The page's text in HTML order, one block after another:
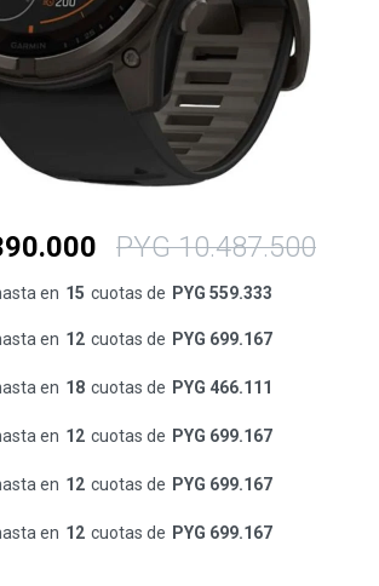
PYG 10.487.500
en 15 cuotas de PYG 559.333
en 12 cuotas de PYG 699.167
en 18 cuotas de PYG 466.111
en 12 cuotas de PYG 699.167
en 12 cuotas de PYG 699.167
en 12 cuotas de PYG 699.167